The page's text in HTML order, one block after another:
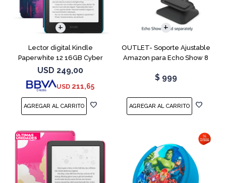
Lector digital Kindle
Paperwhite 12 16GB Cyber
City
USD 249,00
USD 211,65
OUTLET- Soporte Ajustable
Amazon para Echo Show 8
$ 999